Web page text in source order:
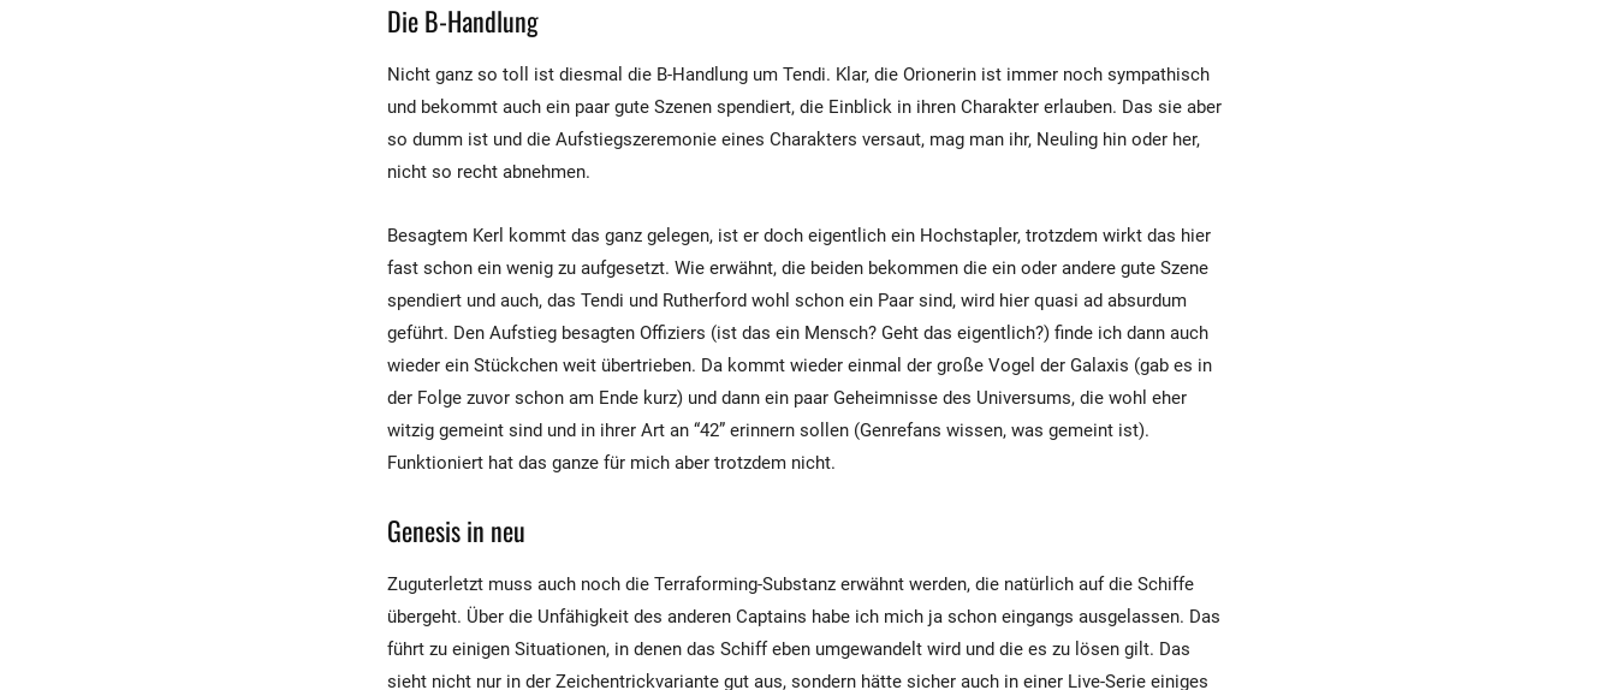
Die B-Handlung
Nicht ganz so toll ist diesmal die B-Handlung um Tendi. Klar, die Orionerin ist immer noch sympathisch
und bekommt auch ein paar gute Szenen spendiert, die Einblick in ihren Charakter erlauben. Das sie aber
so dumm ist und die Aufstiegszeremonie eines Charakters versaut, mag man ihr, Neuling hin oder her,
nicht so recht abnehmen.
Besagtem Kerl kommt das ganz gelegen, ist er doch eigentlich ein Hochstapler, trotzdem wirkt das hier
fast schon ein wenig zu aufgesetzt. Wie erwähnt, die beiden bekommen die ein oder andere gute Szene
spendiert und auch, das Tendi und Rutherford wohl schon ein Paar sind, wird hier quasi ad absurdum
geführt. Den Aufstieg besagten Offiziers (ist das ein Mensch? Geht das eigentlich?) finde ich dann auch
wieder ein Stückchen weit übertrieben. Da kommt wieder einmal der große Vogel der Galaxis (gab es in
der Folge zuvor schon am Ende kurz) und dann ein paar Geheimnisse des Universums, die wohl eher
witzig gemeint sind und in ihrer Art an “42” erinnern sollen (Genrefans wissen, was gemeint ist).
Funktioniert hat das ganze für mich aber trotzdem nicht.
Genesis in neu
Zuguterletzt muss auch noch die Terraforming-Substanz erwähnt werden, die natürlich auf die Schiffe
übergeht. Über die Unfähigkeit des anderen Captains habe ich mich ja schon eingangs ausgelassen. Das
führt zu einigen Situationen, in denen das Schiff eben umgewandelt wird und die es zu lösen gilt. Das
sieht nicht nur in der Zeichentrickvariante gut aus, sondern hätte sicher auch in einer Live-Serie einiges